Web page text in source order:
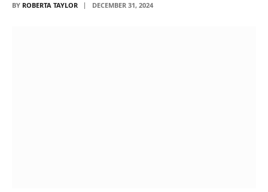
BY ROBERTA TAYLOR DECEMBER 31, 2024